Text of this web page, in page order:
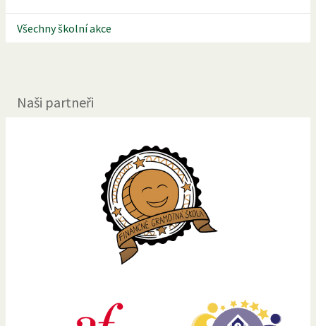
Všechny školní akce
Naši partneři